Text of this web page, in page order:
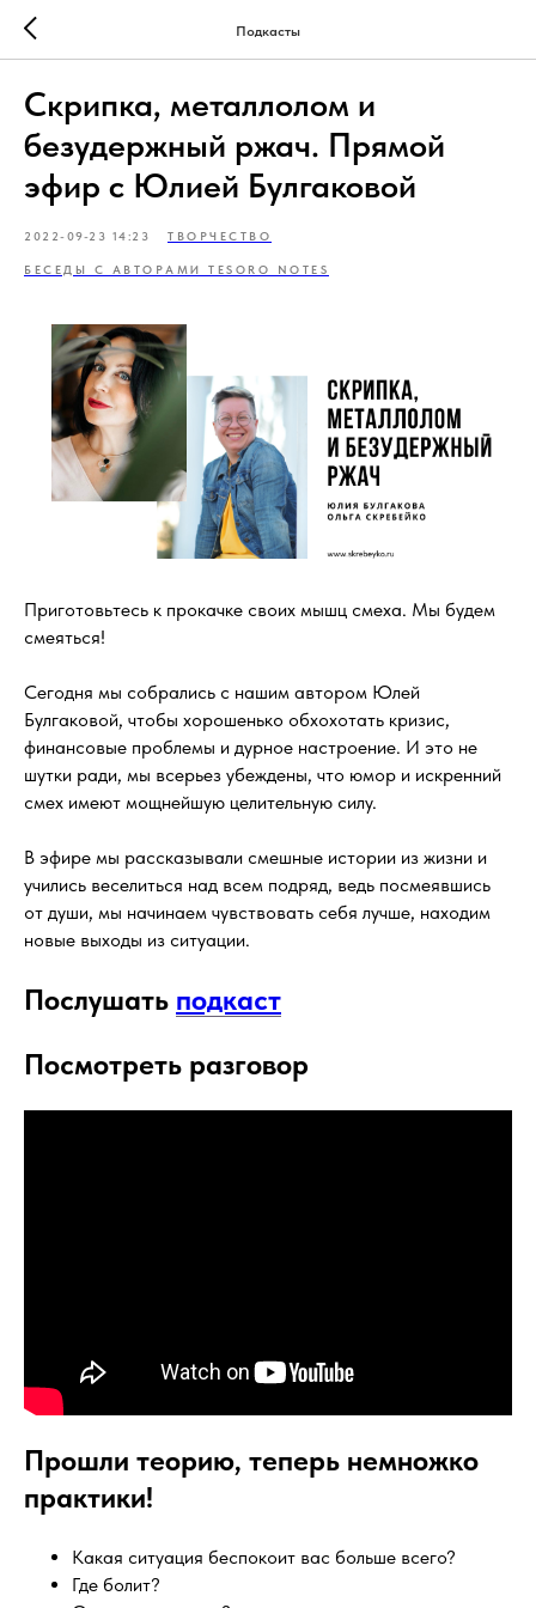
Подкасты
Скрипка, металлолом и
безудержный ржач. Прямой
эфир с Юлией Булгаковой
2022-09-23 14:23 ТВОРЧЕСТВО
БЕСЕДЫ С АВТОРАМИ TESORO NOTES
Приготовьтесь к прокачке своих мышц смеха. Мы будем
смеяться!
Сегодня мы собрались с нашим автором Юлей
Булгаковой, чтобы хорошенько обхохотать кризис,
финансовые проблемы и дурное настроение. И это не
шутки ради, мы всерьез убеждены, что юмор и искренний
смех имеют мощнейшую целительную силу.
В эфире мы рассказывали смешные истории из жизни и
учились веселиться над всем подряд, ведь посмеявшись
от души, мы начинаем чувствовать себя лучше, находим
новые выходы из ситуации.
Послушать подкаст
Посмотреть разговор
Прошли теорию, теперь немножко
практики!
Какая ситуация беспокоит вас больше всего?
Где болит?